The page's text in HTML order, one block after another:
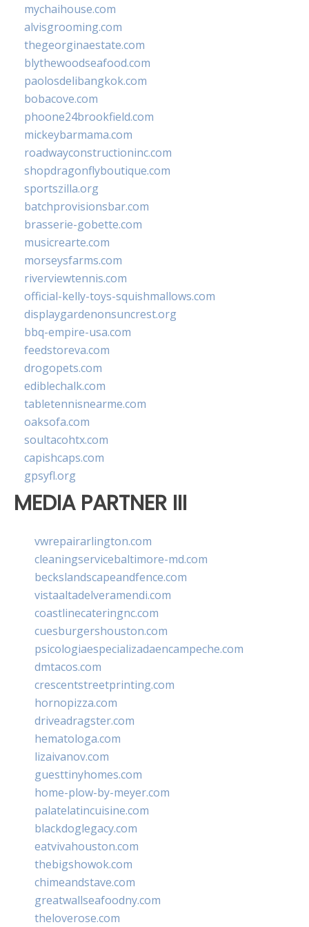
mychaihouse.com
alvisgrooming.com
thegeorginaestate.com
blythewoodseafood.com
paolosdelibangkok.com
bobacove.com
phoone24brookfield.com
mickeybarmama.com
roadwayconstructioninc.com
shopdragonflyboutique.com
sportszilla.org
batchprovisionsbar.com
brasserie-gobette.com
musicrearte.com
morseysfarms.com
riverviewtennis.com
official-kelly-toys-squishmallows.com
displaygardenonsuncrest.org
bbq-empire-usa.com
feedstoreva.com
drogopets.com
ediblechalk.com
tabletennisnearme.com
oaksofa.com
soultacohtx.com
capishcaps.com
gpsyfl.org
MEDIA PARTNER III
vwrepairarlington.com
cleaningservicebaltimore-md.com
beckslandscapeandfence.com
vistaaltadelveramendi.com
coastlinecateringnc.com
cuesburgershouston.com
psicologiaespecializadaencampeche.com
dmtacos.com
crescentstreetprinting.com
hornopizza.com
driveadragster.com
hematologa.com
lizaivanov.com
guesttinyhomes.com
home-plow-by-meyer.com
palatelatincuisine.com
blackdoglegacy.com
eatvivahouston.com
thebigshowok.com
chimeandstave.com
greatwallseafoodny.com
theloverose.com